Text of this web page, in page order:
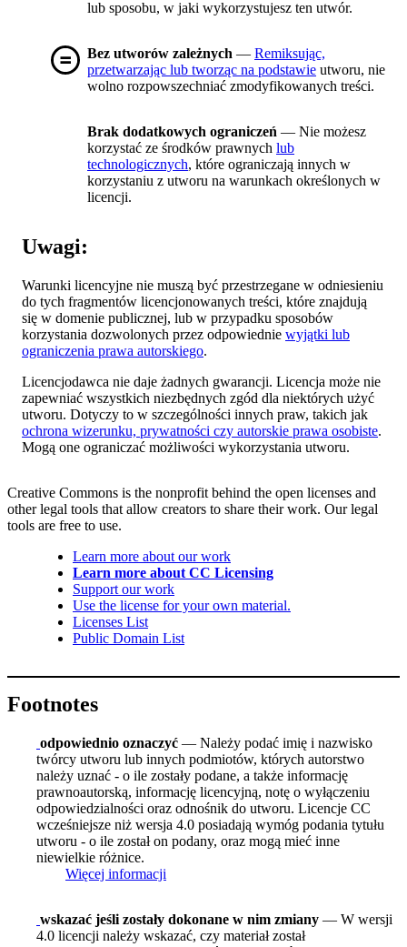
lub sposobu, w jaki wykorzystujesz ten utwór.
Bez utworów zależnych — Remiksując,
przetwarzając lub tworząc na podstawie utworu, nie
wolno rozpowszechniać zmodyfikowanych treści.
Brak dodatkowych ograniczeń — Nie możesz
korzystać ze środków prawnych lub
technologicznych, które ograniczają innych w
korzystaniu z utworu na warunkach określonych w
licencji.
Uwagi:
Warunki licencyjne nie muszą być przestrzegane w odniesieniu
do tych fragmentów licencjonowanych treści, które znajdują
się w domenie publicznej, lub w przypadku sposobów
korzystania dozwolonych przez odpowiednie wyjątki lub
ograniczenia prawa autorskiego.
Licencjodawca nie daje żadnych gwarancji. Licencja może nie
zapewniać wszystkich niezbędnych zgód dla niektórych użyć
utworu. Dotyczy to w szczególności innych praw, takich jak
ochrona wizerunku, prywatności czy autorskie prawa osobiste.
Mogą one ograniczać możliwości wykorzystania utworu.
Creative Commons is the nonprofit behind the open licenses and
other legal tools that allow creators to share their work. Our legal
tools are free to use.
Learn more about our work
Learn more about CC Licensing
Support our work
Use the license for your own material.
Licenses List
Public Domain List
Footnotes
odpowiednio oznaczyć — Należy podać imię i nazwisko
twórcy utworu lub innych podmiotów, których autorstwo
należy uznać - o ile zostały podane, a także informację
prawnoautorską, informację licencyjną, notę o wyłączeniu
odpowiedzialności oraz odnośnik do utworu. Licencje CC
wcześniejsze niż wersja 4.0 posiadają wymóg podania tytułu
utworu - o ile został on podany, oraz mogą mieć inne
niewielkie różnice.
Więcej informacji
wskazać jeśli zostały dokonane w nim zmiany — W wersji
4.0 licencji należy wskazać, czy materiał został